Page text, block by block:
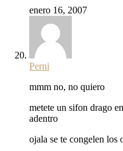
enero 16, 2007
Perni
mmm no, no quiero
metete un sifon drago
adentro
ojala se te congelen los